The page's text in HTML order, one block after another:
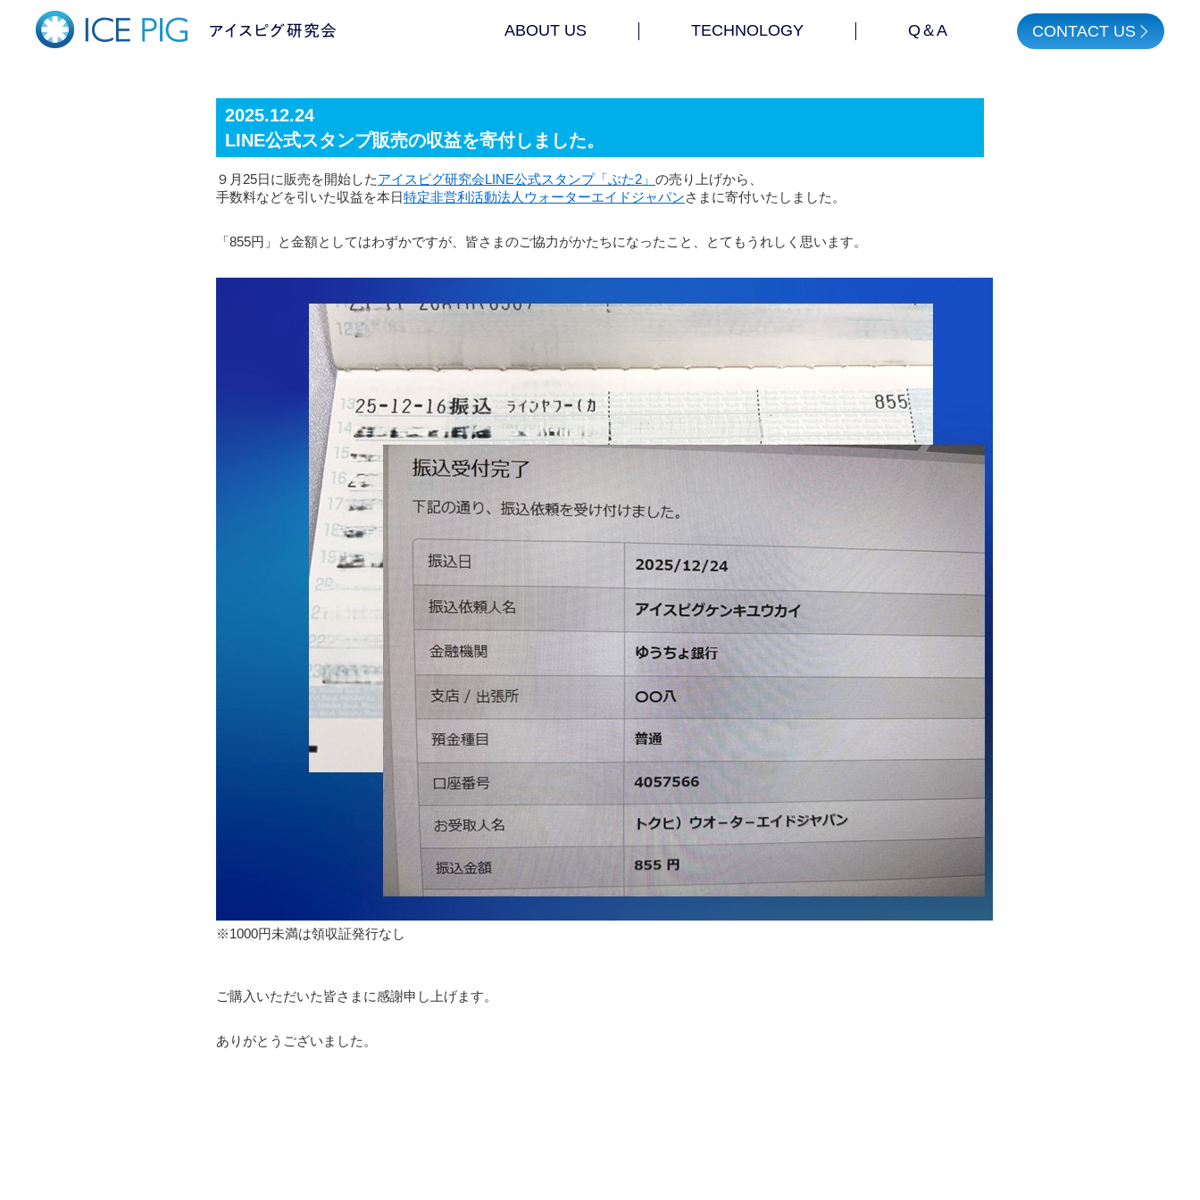
ABOUT US TECHNOLOGY Q＆A CONTACT US
2025.12.24
LINE公式スタンプ販売の収益を寄付しました。
９月25日に販売を開始したアイスピグ研究会LINE公式スタンプ「ぶた2」 の売り上げから、
手数料などを引いた収益を本日特定非営利活動法人ウォーターエイドジャパンさまに寄付いたしました。
「855円」と金額としてはわずかですが、皆さまのご協力がかたちになったこと、とてもうれしく思います。
※1000円未満は領収証発行なし
ご購入いただいた皆さまに感謝申し上げます。
ありがとうございました。